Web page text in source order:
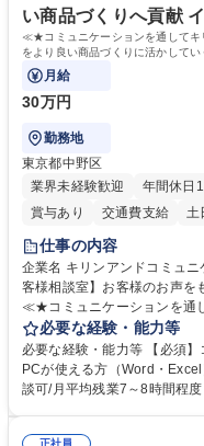
い商品づくりへ貢献
≪★コミュニケーションを通して
をより良い商品づくりに活かして
月給
30万円
勤務地
東京都中野区
業界未経験歓迎
年間休日
賞与あり
交通費支給 土
仕事の内容
企業名 キリンアンドコミュニケーション
客様相談室】お客様のお声をもと
≪★コミュニケーションを通
お客様のお声をより良い商品
様相談室でのお仕事です。 日々お客様からいただくキリングループへのご
意見を、企業活動に活かして
って対応、情報提供するとと
必要な経験・能力等
必要な経験・能力等 【必須
PCが使える方（Word・
談可/月平均残業7～8時間程度 【入社後の研修】着任から1か月は電話対応
正社員